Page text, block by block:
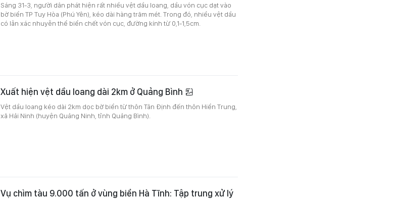
Sáng 31-3, người dân phát hiện rất nhiều vệt dầu loang, dầu vón cục dạt vào
bờ biển TP Tuy Hòa (Phú Yên), kéo dài hàng trăm mét. Trong đó, nhiều vệt dầu
có lẫn xác nhuyễn thể biển chết vón cục, đường kính từ 0,1-1,5cm.
Xuất hiện vệt dầu loang dài 2km ở Quảng Bình
Vệt dầu loang kéo dài 2km dọc bờ biển từ thôn Tân Định đến thôn Hiển Trung,
xã Hải Ninh (huyện Quảng Ninh, tỉnh Quảng Bình).
Vụ chìm tàu 9.000 tấn ở vùng biển Hà Tĩnh: Tập trung xử lý